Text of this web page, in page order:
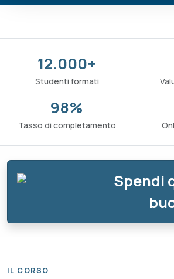
12.000+
Studenti formati
98%
Tasso di completamento
Spendi
IL CORSO